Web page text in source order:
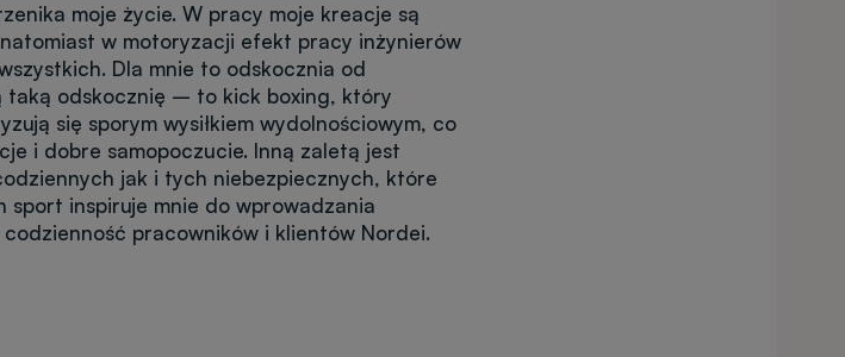
moje życie. W pracy moje kreacje są
w motoryzacji efekt pracy inżynierów
Dla mnie to odskocznia od
taką odskocznię – to kick boxing, który
się sporym wysiłkiem wydolnościowym, co
i dobre samopoczucie. Inną zaletą jest
jak i tych niebezpiecznych, które
sport inspiruje mnie do wprowadzania
pracowników i klientów Nordei.